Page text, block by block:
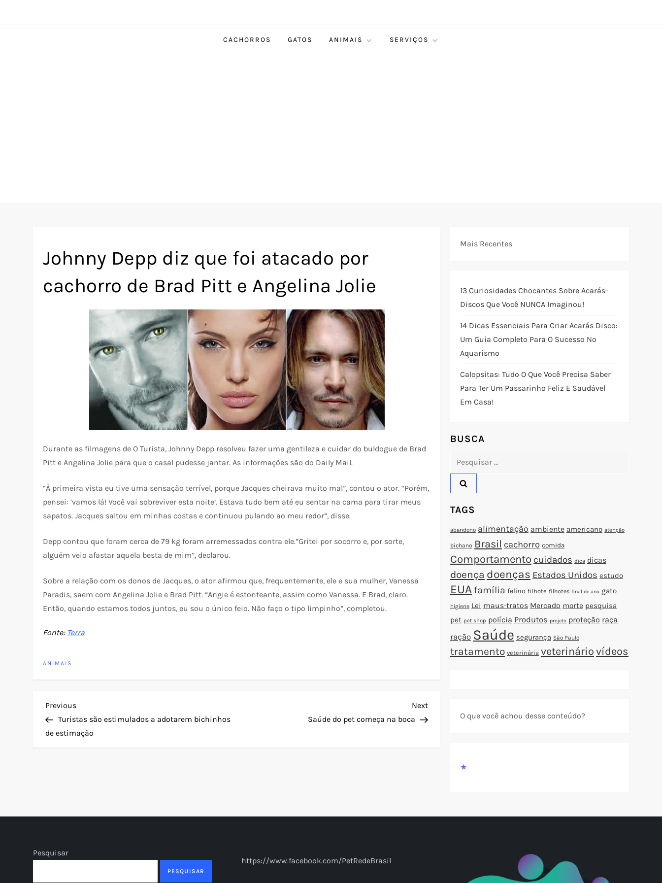
CACHORROS GATOS ANIMAIS SERVIÇOS
Johnny Depp diz que foi atacado por
cachorro de Brad Pitt e Angelina Jolie
Durante as filmagens de O Turista, Johnny Depp resolveu fazer uma gentileza e cuidar do buldogue de Brad
Pitt e Angelina Jolie para que o casal pudesse jantar. As informações são do Daily Mail.
“À primeira vista eu tive uma sensação terrível, porque Jacques cheirava muito mal”, contou o ator. “Porém,
pensei: ‘vamos lá! Você vai sobreviver esta noite’. Estava tudo bem até eu sentar na cama para tirar meus
sapatos. Jacques saltou em minhas costas e continuou pulando ao meu redor”, disse.
Depp contou que foram cerca de 79 kg foram arremessados contra ele.”Gritei por socorro e, por sorte,
alguém veio afastar aquela besta de mim”, declarou.
Sobre a relação com os donos de Jacques, o ator afirmou que, frequentemente, ele e sua mulher, Vanessa
Paradis, saem com Angelina Jolie e Brad Pitt. “Angie é estonteante, assim como Vanessa. E Brad, claro.
Então, quando estamos todos juntos, eu sou o único feio. Não faço o tipo limpinho”, completou.
Fonte: Terra
ANIMAIS
N
a
ç
Previous
Post
Previous
Turistas são estimulados a adotarem bichinhos
de estimação
Next
Post
Next
Saúde do pet começa na boca
Mais Recentes
13 Curiosidades Chocantes Sobre Acarás-
Discos Que Você NUNCA Imaginou!
14 Dicas Essenciais Para Criar Acarás Disco:
Um Guia Completo Para O Sucesso No
Aquarismo
Calopsitas: Tudo O Que Você Precisa Saber
Para Ter Um Passarinho Feliz E Saudável
Em Casa!
BUSCA
Pesquisar
TAGS
abandono alimentação ambiente americano atenção
bichano Brasil cachorro comida
Comportamento cuidados dica dicas
doença doenças Estados Unidos estudo
EUA família felino filhote filhotes final de ano gato
higiene Lei maus-tratos Mercado morte pesquisa
pet pet shop polícia Produtos projeto proteção raça
ração Saúde segurança São Paulo
tratamento veterinária veterináriovídeos
O que você achou desse conteúdo?
★
Pesquisar
PESQUISAR
https://www.facebook.com/PetRedeBrasil